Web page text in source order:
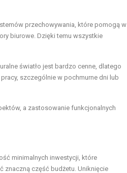
przechowywania, które pomogą w
biurowe. Dzięki temu wszystkie
światło jest bardzo cenne, dlatego
szczególnie w pochmurne dni lub
a zastosowanie funkcjonalnych
minimalnych inwestycji, które
znaczną część budżetu. Uniknięcie